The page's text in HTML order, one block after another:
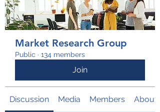
Market Research Group
Public · 134 members
Join
Discussion Media Members About